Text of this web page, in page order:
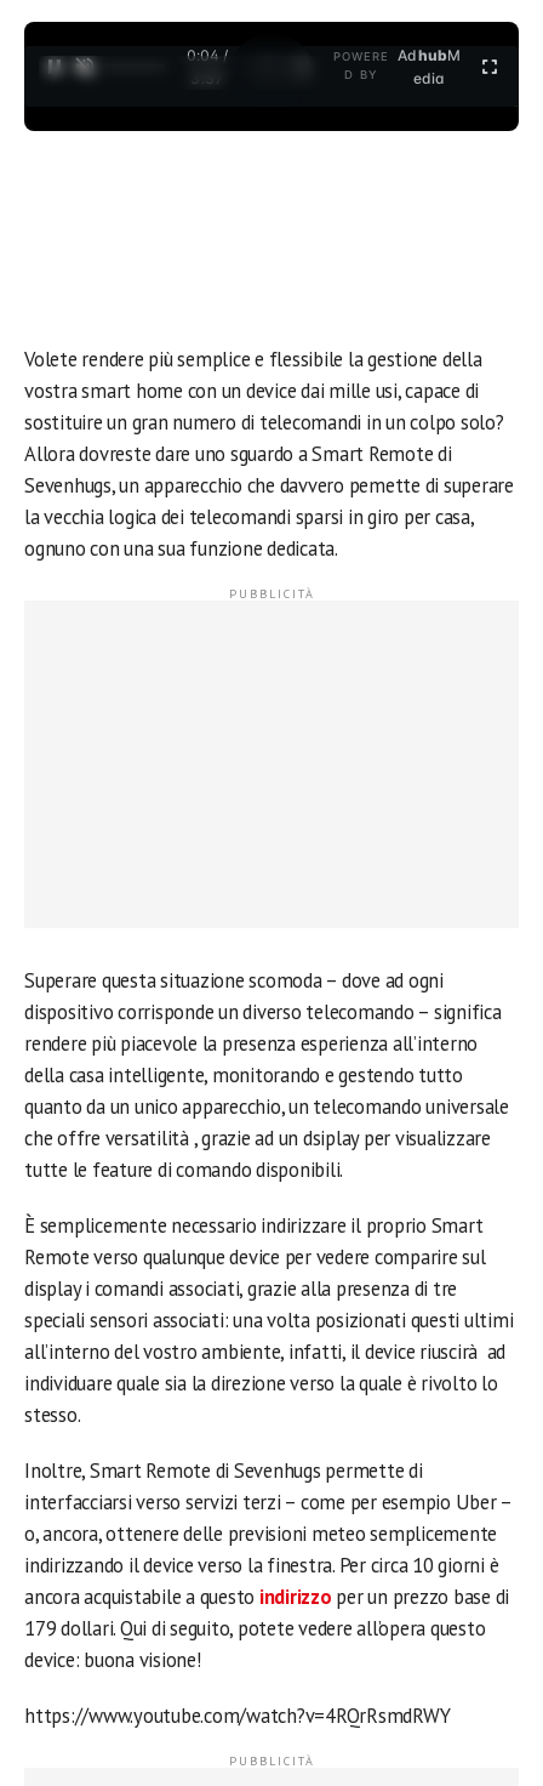
0:04 /
3:37
POWERE
D BY
AdhubM
edia
Volete rendere più semplice e flessibile la gestione della
vostra smart home con un device dai mille usi, capace di
sostituire un gran numero di telecomandi in un colpo solo?
Allora dovreste dare uno sguardo a Smart Remote di
Sevenhugs, un apparecchio che davvero pemette di superare
la vecchia logica dei telecomandi sparsi in giro per casa,
ognuno con una sua funzione dedicata.
Superare questa situazione scomoda – dove ad ogni
dispositivo corrisponde un diverso telecomando – significa
rendere più piacevole la presenza esperienza all’interno
della casa intelligente, monitorando e gestendo tutto
quanto da un unico apparecchio, un telecomando universale
che offre versatilità , grazie ad un dsiplay per visualizzare
tutte le feature di comando disponibili.
È semplicemente necessario indirizzare il proprio Smart
Remote verso qualunque device per vedere comparire sul
display i comandi associati, grazie alla presenza di tre
speciali sensori associati: una volta posizionati questi ultimi
all’interno del vostro ambiente, infatti, il device riuscirà ad
individuare quale sia la direzione verso la quale è rivolto lo
stesso.
Inoltre, Smart Remote di Sevenhugs permette di
interfacciarsi verso servizi terzi – come per esempio Uber –
o, ancora, ottenere delle previsioni meteo semplicemente
indirizzando il device verso la finestra. Per circa 10 giorni è
ancora acquistabile a questo indirizzo per un prezzo base di
179 dollari. Qui di seguito, potete vedere all’opera questo
device: buona visione!
https://www.youtube.com/watch?v=4RQrRsmdRWY